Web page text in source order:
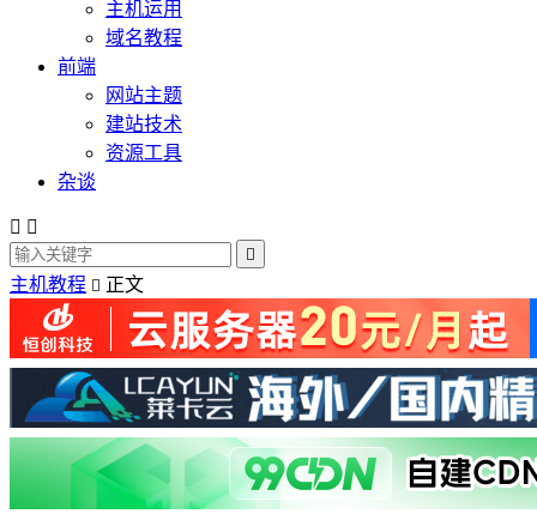
主机运用
域名教程
前端
网站主题
建站技术
资源工具
杂谈
 

主机教程  正文